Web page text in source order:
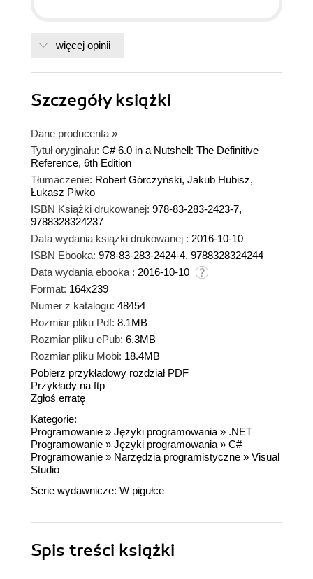
więcej opinii
Szczegółyksiążki
Dane producenta »
Tytuł oryginału: C# 6.0 in a Nutshell: The Definitive
Reference, 6th Edition
Tłumaczenie: Robert Górczyński, Jakub Hubisz,
Łukasz Piwko
ISBN Książki drukowanej: 978-83-283-2423-7,
9788328324237
Data wydania książki drukowanej : 2016-10-10
ISBN Ebooka: 978-83-283-2424-4, 9788328324244
Data wydania ebooka : 2016-10-10
Format: 164x239
Numer z katalogu: 48454
Rozmiar pliku Pdf: 8.1MB
Rozmiar pliku ePub: 6.3MB
Rozmiar pliku Mobi: 18.4MB
Pobierz przykładowy rozdział PDF
Przykłady na ftp
Zgłoś erratę
Kategorie:
Programowanie » Języki programowania » .NET
Programowanie » Języki programowania » C#
Programowanie » Narzędzia programistyczne » Visual
Studio
Serie wydawnicze: W pigułce
Spis treści książki